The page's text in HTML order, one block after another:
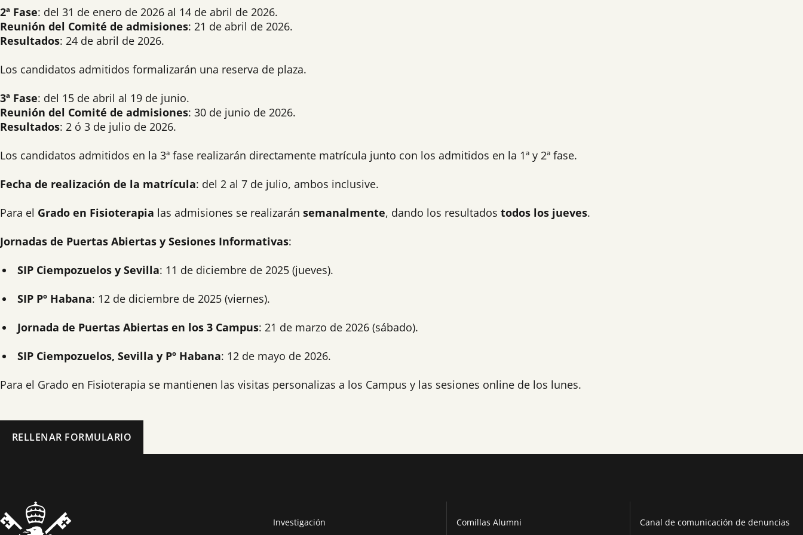
2ª Fase: del 31 de enero de 2026 al 14 de abril de 2026.
Reunión del Comité de admisiones: 21 de abril de 2026.
Resultados: 24 de abril de 2026.
Los candidatos admitidos formalizarán una reserva de plaza.
3ª Fase: del 15 de abril al 19 de junio.
Reunión del Comité de admisiones: 30 de junio de 2026.
Resultados: 2 ó 3 de julio de 2026.
Los candidatos admitidos en la 3ª fase realizarán directamente matrícula junto con los admitidos en la 1ª y 2ª fase.
Fecha de realización de la matrícula: del 2 al 7 de julio, ambos inclusive.
Para el Grado en Fisioterapia las admisiones se realizarán semanalmente, dando los resultados todos los jueves.
Jornadas de Puertas Abiertas y Sesiones Informativas:
SIP Ciempozuelos y Sevilla: 11 de diciembre de 2025 (jueves).
SIP Pº Habana: 12 de diciembre de 2025 (viernes).
Jornada de Puertas Abiertas en los 3 Campus: 21 de marzo de 2026 (sábado).
SIP Ciempozuelos, Sevilla y Pº Habana: 12 de mayo de 2026.
Para el Grado en Fisioterapia se mantienen las visitas personalizas a los Campus y las sesiones online de los lunes.
RELLENAR FORMULARIO
Investigación Comillas Alumni Canal de comunicación de denuncias